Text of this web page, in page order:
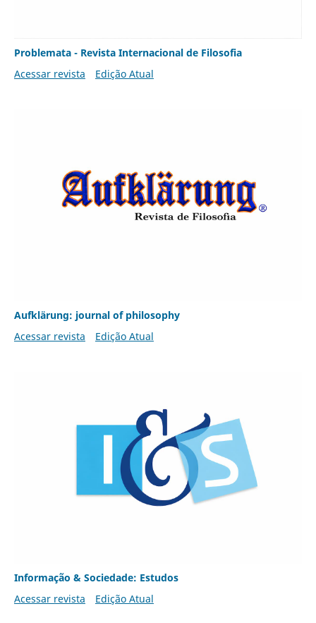
Problemata - Revista Internacional de Filosofia
Acessar revista
Edição Atual
Aufklärung: journal of philosophy
Acessar revista
Edição Atual
Informação & Sociedade: Estudos
Acessar revista
Edição Atual